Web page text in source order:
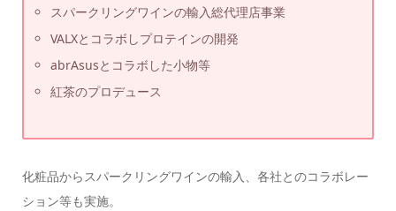
スパークリングワインの輸入総代理店事業
VALXとコラボしプロテインの開発
abrAsusとコラボした小物等
紅茶のプロデュース
化粧品からスパークリングワインの輸入、各社とのコラボレー
ション等も実施。